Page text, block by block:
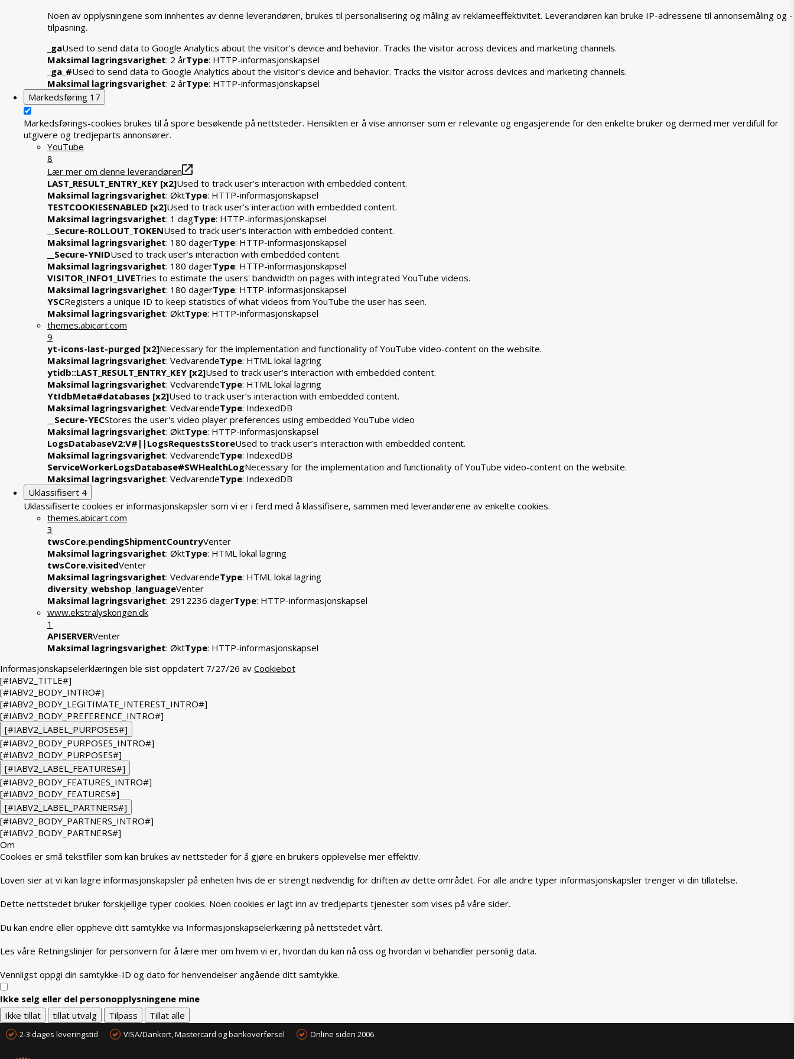
Noen av opplysningene som innhentes av denne leverandøren, brukes til personalisering og måling av reklameeffektivitet. Leverandøren kan bruke IP-adressene til annonsemåling og -
tilpasning.
_gaUsed to send data to Google Analytics about the visitor's device and behavior. Tracks the visitor across devices and marketing channels.
Maksimal lagringsvarighet: 2 årType: HTTP-informasjonskapsel
_ga_#Used to send data to Google Analytics about the visitor's device and behavior. Tracks the visitor across devices and marketing channels.
Maksimal lagringsvarighet: 2 årType: HTTP-informasjonskapsel
Markedsføring 17
Markedsførings-cookies brukes til å spore besøkende på nettsteder. Hensikten er å vise annonser som er relevante og engasjerende for den enkelte bruker og dermed mer verdifull for
utgivere og tredjeparts annonsører.
YouTube
8
Lær mer om denne leverandøren
LAST_RESULT_ENTRY_KEY [x2]Used to track user’s interaction with embedded content.
Maksimal lagringsvarighet: ØktType: HTTP-informasjonskapsel
TESTCOOKIESENABLED [x2]Used to track user’s interaction with embedded content.
Maksimal lagringsvarighet: 1 dagType: HTTP-informasjonskapsel
__Secure-ROLLOUT_TOKENUsed to track user’s interaction with embedded content.
Maksimal lagringsvarighet: 180 dagerType: HTTP-informasjonskapsel
__Secure-YNIDUsed to track user’s interaction with embedded content.
Maksimal lagringsvarighet: 180 dagerType: HTTP-informasjonskapsel
VISITOR_INFO1_LIVETries to estimate the users' bandwidth on pages with integrated YouTube videos.
Maksimal lagringsvarighet: 180 dagerType: HTTP-informasjonskapsel
YSCRegisters a unique ID to keep statistics of what videos from YouTube the user has seen.
Maksimal lagringsvarighet: ØktType: HTTP-informasjonskapsel
themes.abicart.com
9
yt-icons-last-purged [x2]Necessary for the implementation and functionality of YouTube video-content on the website.
Maksimal lagringsvarighet: VedvarendeType: HTML lokal lagring
ytidb::LAST_RESULT_ENTRY_KEY [x2]Used to track user’s interaction with embedded content.
Maksimal lagringsvarighet: VedvarendeType: HTML lokal lagring
YtIdbMeta#databases [x2]Used to track user’s interaction with embedded content.
Maksimal lagringsvarighet: VedvarendeType: IndexedDB
__Secure-YECStores the user's video player preferences using embedded YouTube video
Maksimal lagringsvarighet: ØktType: HTTP-informasjonskapsel
LogsDatabaseV2:V#||LogsRequestsStoreUsed to track user’s interaction with embedded content.
Maksimal lagringsvarighet: VedvarendeType: IndexedDB
ServiceWorkerLogsDatabase#SWHealthLogNecessary for the implementation and functionality of YouTube video-content on the website.
Maksimal lagringsvarighet: VedvarendeType: IndexedDB
Uklassifisert 4
Uklassifiserte cookies er informasjonskapsler som vi er i ferd med å klassifisere, sammen med leverandørene av enkelte cookies.
themes.abicart.com
3
twsCore.pendingShipmentCountryVenter
Maksimal lagringsvarighet: ØktType: HTML lokal lagring
twsCore.visitedVenter
Maksimal lagringsvarighet: VedvarendeType: HTML lokal lagring
diversity_webshop_languageVenter
Maksimal lagringsvarighet: 2912236 dagerType: HTTP-informasjonskapsel
www.ekstralyskongen.dk
1
APISERVERVenter
Maksimal lagringsvarighet: ØktType: HTTP-informasjonskapsel
Informasjonskapselerklæringen ble sist oppdatert 7/27/26 av Cookiebot
[#IABV2_TITLE#]
[#IABV2_BODY_INTRO#]
[#IABV2_BODY_LEGITIMATE_INTEREST_INTRO#]
[#IABV2_BODY_PREFERENCE_INTRO#]
[#IABV2_LABEL_PURPOSES#]
[#IABV2_BODY_PURPOSES_INTRO#]
[#IABV2_BODY_PURPOSES#]
[#IABV2_LABEL_FEATURES#]
[#IABV2_BODY_FEATURES_INTRO#]
[#IABV2_BODY_FEATURES#]
[#IABV2_LABEL_PARTNERS#]
[#IABV2_BODY_PARTNERS_INTRO#]
[#IABV2_BODY_PARTNERS#]
Om
Cookies er små tekstfiler som kan brukes av nettsteder for å gjøre en brukers opplevelse mer effektiv.
Loven sier at vi kan lagre informasjonskapsler på enheten hvis de er strengt nødvendig for driften av dette området. For alle andre typer informasjonskapsler trenger vi din tillatelse.
Dette nettstedet bruker forskjellige typer cookies. Noen cookies er lagt inn av tredjeparts tjenester som vises på våre sider.
Du kan endre eller oppheve ditt samtykke via Informasjonskapselerkæring på nettstedet vårt.
Les våre Retningslinjer for personvern for å lære mer om hvem vi er, hvordan du kan nå oss og hvordan vi behandler personlig data.
Vennligst oppgi din samtykke-ID og dato for henvendelser angående ditt samtykke.
Ikke selg eller del personopplysningene mine
Ikke tillat
tillat utvalg Tilpass Tillat alle
2-3 dages leveringstid VISA/Dankort, Mastercard og bankoverførsel Online siden 2006